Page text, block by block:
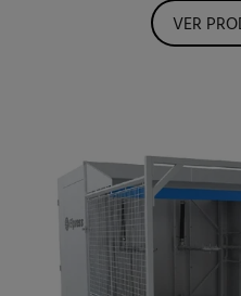
VER